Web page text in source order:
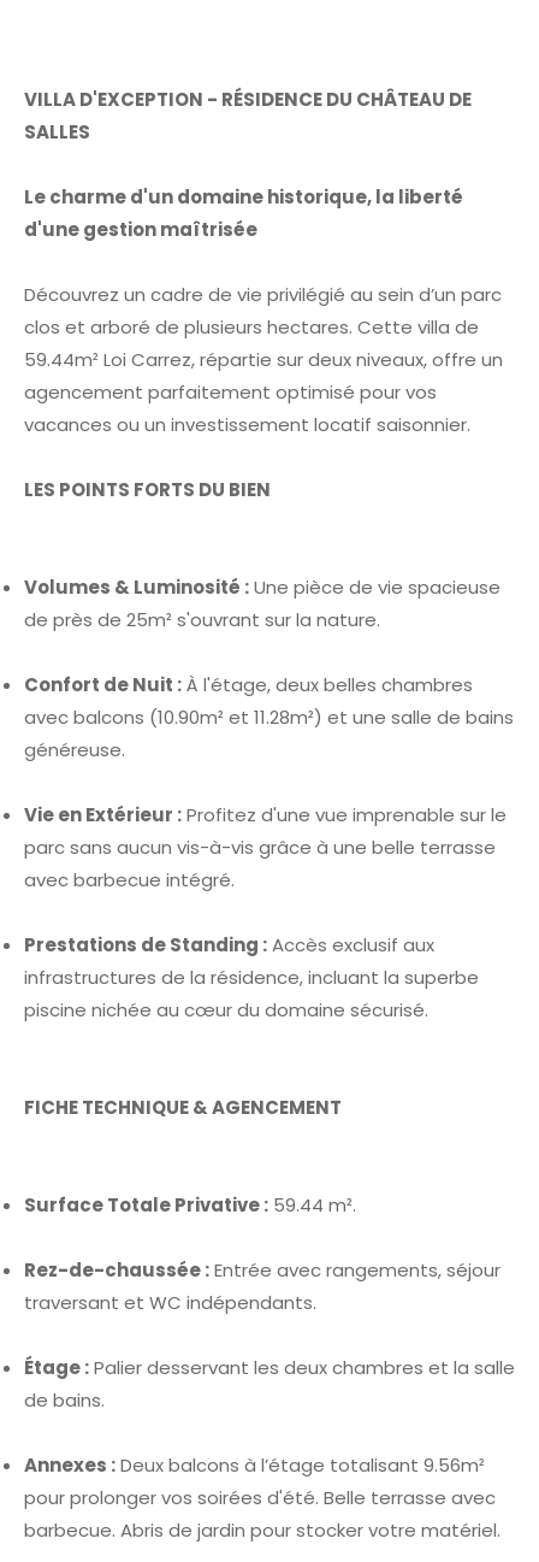
VILLA D'EXCEPTION - RÉSIDENCE DU CHÂTEAU DE
SALLES
Le charme d'un domaine historique, la liberté
d'une gestion maîtrisée
Découvrez un cadre de vie privilégié au sein d’un parc
clos et arboré de plusieurs hectares. Cette villa de
59.44m² Loi Carrez, répartie sur deux niveaux, offre un
agencement parfaitement optimisé pour vos
vacances ou un investissement locatif saisonnier.
LES POINTS FORTS DU BIEN
Volumes & Luminosité :Une pièce de vie spacieuse
de près de 25m² s'ouvrant sur la nature.
Confort de Nuit :À l'étage, deux belles chambres
avec balcons (10.90m² et 11.28m²) et une salle de bains
généreuse.
Vie en Extérieur :Profitez d'une vue imprenable sur le
parc sans aucun vis-à-vis grâce à une belle terrasse
avec barbecue intégré.
Prestations de Standing :Accès exclusif aux
infrastructures de la résidence, incluant la superbe
piscine nichée au cœur du domaine sécurisé.
FICHE TECHNIQUE & AGENCEMENT
Surface Totale Privative : 59.44 m².
Rez-de-chaussée :Entrée avec rangements, séjour
traversant et WC indépendants.
Étage :Palier desservant les deux chambres et la salle
de bains.
Annexes :Deux balcons à l’étage totalisant 9.56m²
pour prolonger vos soirées d'été. Belle terrasse avec
barbecue. Abris de jardin pour stocker votre matériel.